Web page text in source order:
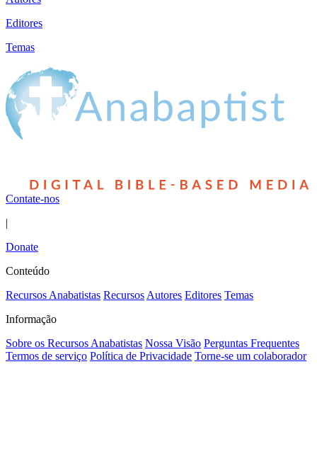
Editores
Temas
Contate-nos
|
Donate
Conteúdo
Recursos Anabatistas Recursos Autores Editores Temas
Informação
Sobre os Recursos Anabatistas Nossa Visão Perguntas Frequentes
Termos de serviço Política de Privacidade Torne-se um colaborador